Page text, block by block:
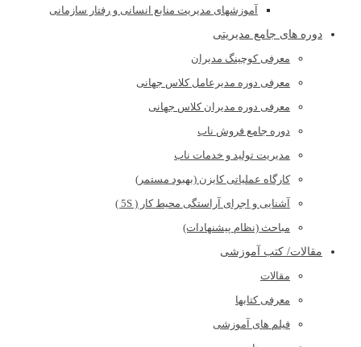
آموزشهای مدیریت منابع انسانی و رفتار سازمانی
دوره های جامع مدیریتی
معرفی کوچینگ مدیران
معرفی دوره مدیرعامل کلاس جهانی
معرفی دوره مدیران کلاس جهانی
دوره جامع فروش ناب
مدیریت تولید و خدمات ناب
کارگاه عملیاتی کایزن (بهبود مستمر)
آشنایی و اجرای آراستگی محیط کار ( 5S )
مباحث (نظام پیشنهادات)
مقالات/ کتب آموزشی
مقالات
معرفی کتابها
فیلم های آموزشی